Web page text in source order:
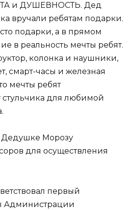
и ДУШЕВНОСТЬ. Дед
вручали ребятам подарки.
подарки, а в прямом
в реальность мечты ребят.
колонка и наушники,
смарт-часы и железная
мечты ребят
стульчика для любимой
Дедушке Морозу
для осуществления
первый
Администрации